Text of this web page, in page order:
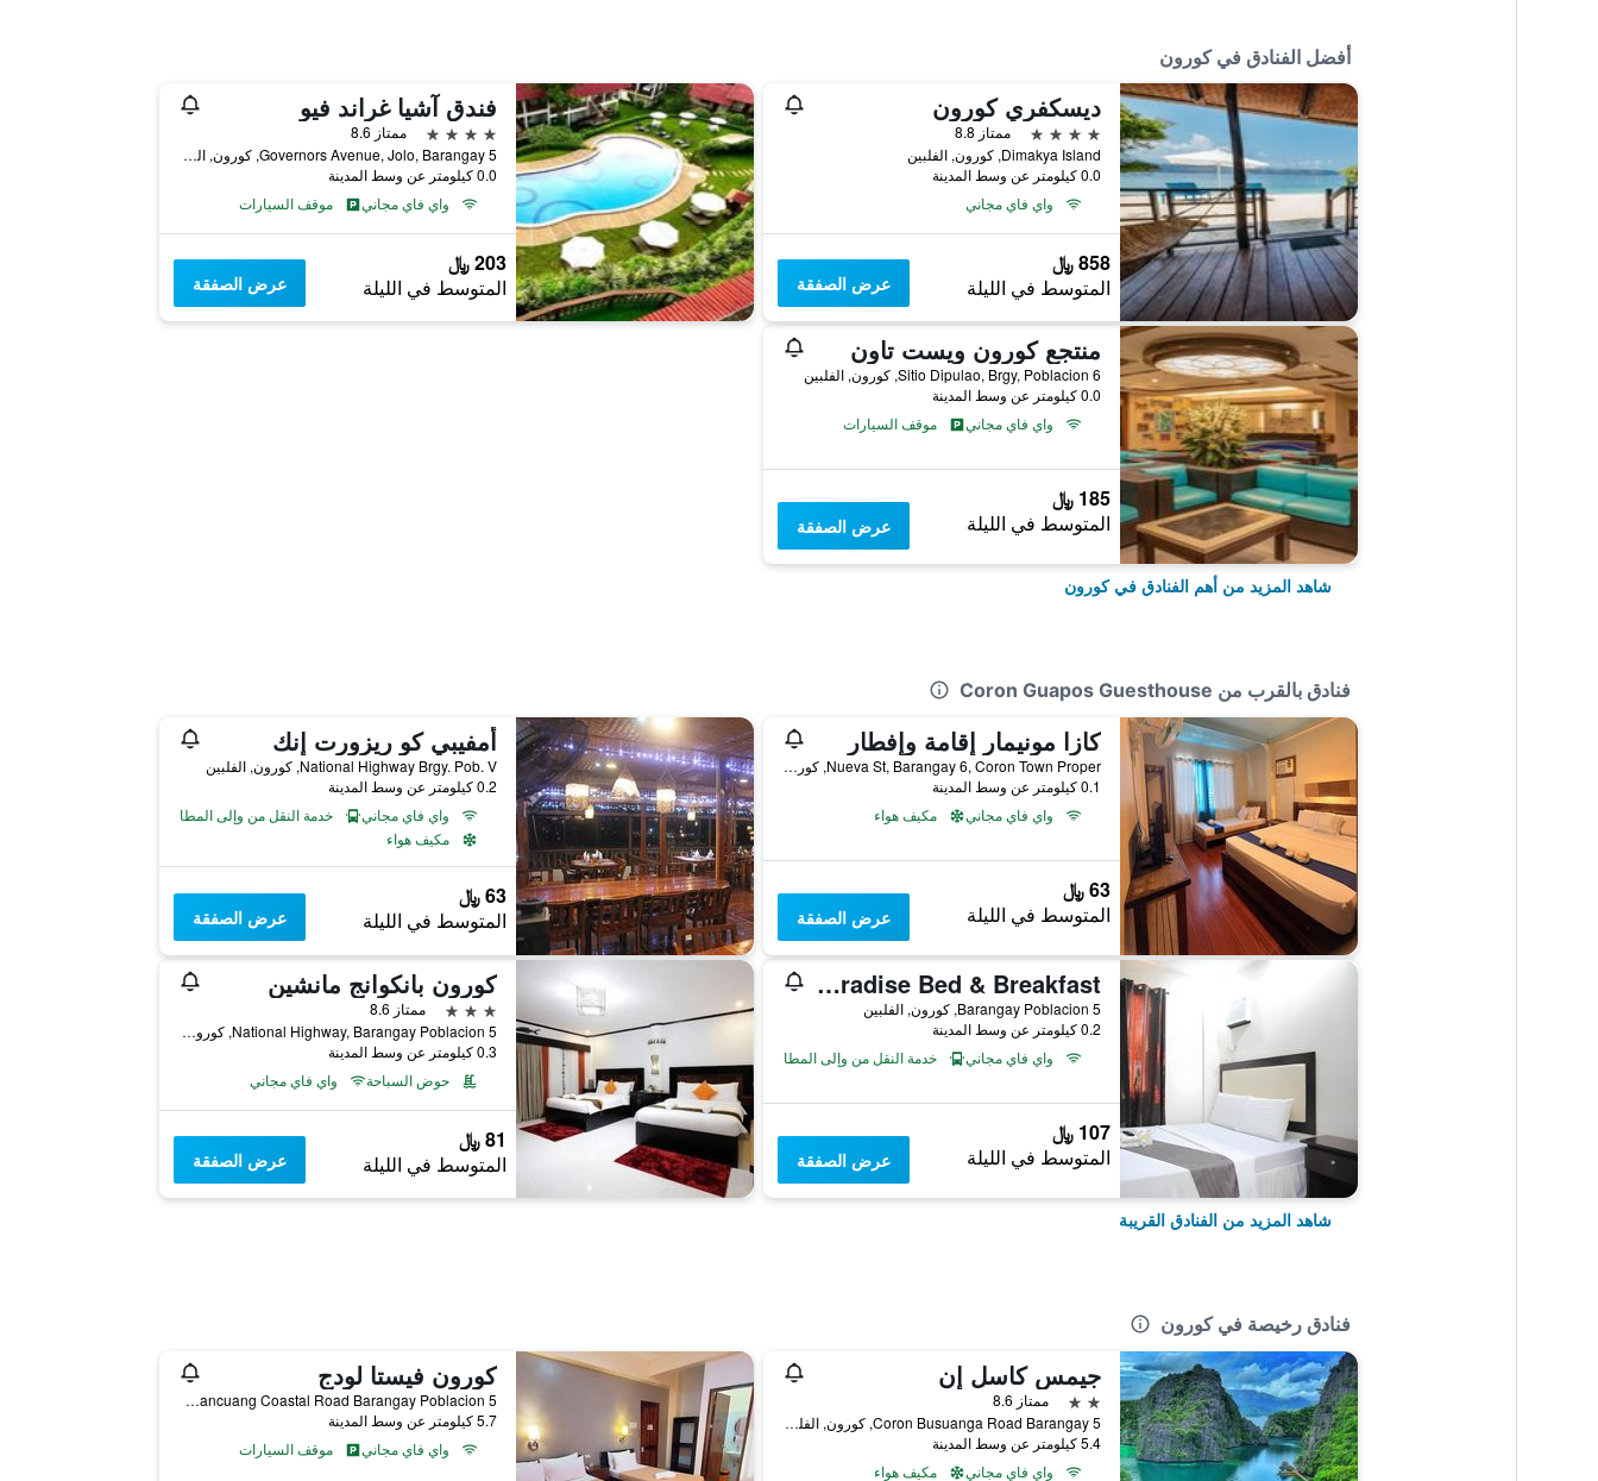
أفضل الفنادق في كورون
ديسكفري كورون
4 نجوم
ممتاز 8.8
Dimakya Island, كورون, الفلبين
0.0 كيلومتر عن وسط المدينة
واي فاي مجاني
858 ﷼
المتوسط في الليلة عرض الصفقة
فندق آشيا غراند فيو
4 نجوم
ممتاز 8.6
Governors Avenue, Jolo, Barangay 5, كورون, الفلبين
0.0 كيلومتر عن وسط المدينة
واي فاي مجاني
موقف السيارات
203 ﷼
المتوسط في الليلة عرض الصفقة
منتجع كورون ويست تاون
Sitio Dipulao, Brgy, Poblacion 6, كورون, الفلبين
0.0 كيلومتر عن وسط المدينة
واي فاي مجاني
موقف السيارات
185 ﷼
المتوسط في الليلة عرض الصفقة
شاهد المزيد من أهم الفنادق في كورون
فنادق بالقرب من Coron Guapos Guesthouse
كازا مونيمار إقامة وإفطار
Nueva St, Barangay 6, Coron Town Proper, كورون, الفلبين
0.1 كيلومتر عن وسط المدينة
واي فاي مجاني
مكيف هواء
63 ﷼
المتوسط في الليلة عرض الصفقة
أمفيبي كو ريزورت إنك
National Highway Brgy. Pob. V, كورون, الفلبين
0.2 كيلومتر عن وسط المدينة
واي فاي مجاني
خدمة النقل من وإلى المطار
مكيف هواء
63 ﷼
المتوسط في الليلة عرض الصفقة
Coron Paradise Bed & Breakfast
Barangay Poblacion 5, كورون, الفلبين
0.2 كيلومتر عن وسط المدينة
واي فاي مجاني
خدمة النقل من وإلى المطار
107 ﷼
المتوسط في الليلة عرض الصفقة
كورون بانكوانج مانشين
3 نجوم
ممتاز 8.6
National Highway, Barangay Poblacion 5, كورون, الفلبين
0.3 كيلومتر عن وسط المدينة
حوض السباحة
واي فاي مجاني
81 ﷼
المتوسط في الليلة عرض الصفقة
شاهد المزيد من الفنادق القريبة
فنادق رخيصة في كورون
جيمس كاسل إن
2 نجمتين
ممتاز 8.6
Coron Busuanga Road Barangay 5, كورون, الفلبين
5.4 كيلومتر عن وسط المدينة
واي فاي مجاني
مكيف هواء
كورون فيستا لودج
Bancuang Coastal Road Barangay Poblacion 5, كورون, الفلبين
5.7 كيلومتر عن وسط المدينة
واي فاي مجاني
موقف السيارات